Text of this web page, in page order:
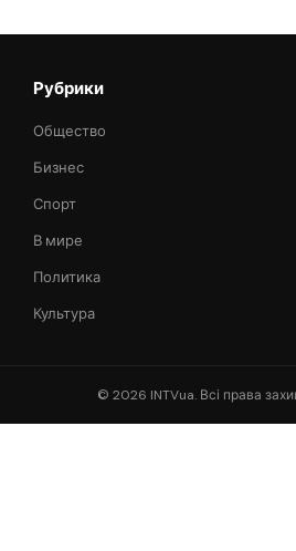
Рубрики
Общество
Бизнес
Спорт
В мире
Политика
Культура
© 2026 INTVua. Всі права